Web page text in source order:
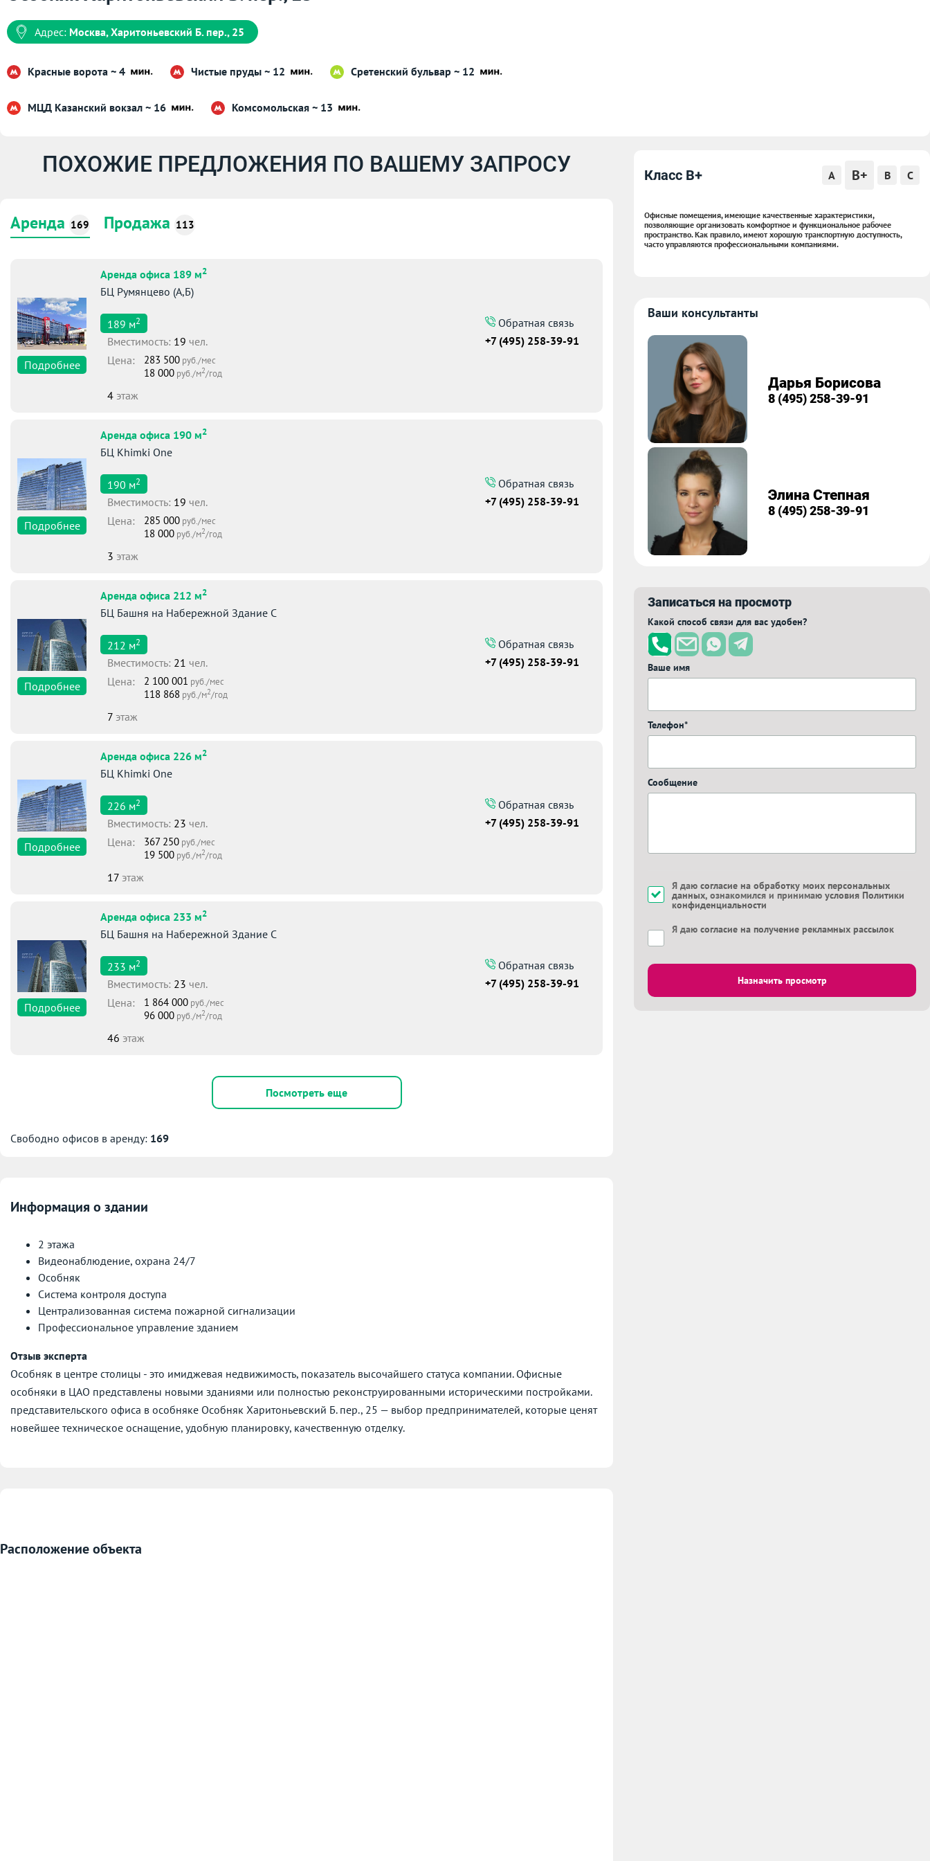
Адрес: Москва, Харитоньевский Б. пер., 25
Красные ворота ~ 4 Чистые пруды ~ 12 Сретенский бульвар ~ 12
МЦД Казанский вокзал ~ 16 Комсомольская ~ 13
ПОХОЖИЕ ПРЕДЛОЖЕНИЯ ПО ВАШЕМУ ЗАПРОСУ
Аренда 169 Продажа 113
Подробнее
Аренда офиса 189 м2
БЦ Румянцево (А,Б)
189 м2
Вместимоcть: 19 чел.
Цена:
283 500 руб./мес
18 000 руб./м2/год
4 этаж
Обратная связь
+7 (495) 258-39-91
Подробнее
Аренда офиса 190 м2
БЦ Khimki One
190 м2
Вместимоcть: 19 чел.
Цена:
285 000 руб./мес
18 000 руб./м2/год
3 этаж
Обратная связь
+7 (495) 258-39-91
Подробнее
Аренда офиса 212 м2
БЦ Башня на Набережной Здание С
212 м2
Вместимоcть: 21 чел.
Цена:
2 100 001 руб./мес
118 868 руб./м2/год
7 этаж
Обратная связь
+7 (495) 258-39-91
Подробнее
Аренда офиса 226 м2
БЦ Khimki One
226 м2
Вместимоcть: 23 чел.
Цена:
367 250 руб./мес
19 500 руб./м2/год
17 этаж
Обратная связь
+7 (495) 258-39-91
Подробнее
Аренда офиса 233 м2
БЦ Башня на Набережной Здание С
233 м2
Вместимоcть: 23 чел.
Цена:
1 864 000 руб./мес
96 000 руб./м2/год
46 этаж
Обратная связь
+7 (495) 258-39-91
Посмотреть еще
Свободно офисов в аренду: 169
Информация о здании
2 этажа
Видеонаблюдение, охрана 24/7
Особняк
Система контроля доступа
Централизованная система пожарной сигнализации
Профессиональное управление зданием
Отзыв эксперта
Особняк в центре столицы - это имиджевая недвижимость, показатель высочайшего статуса компании. Офисные
особняки в ЦАО представлены новыми зданиями или полностью реконструированными историческими постройками.
представительского офиса в особняке Особняк Харитоньевский Б. пер., 25 — выбор предпринимателей, которые ценят
новейшее техническое оснащение, удобную планировку, качественную отделку.
Расположение объекта
Класс B+ A B+ B C
Офисные помещения, имеющие качественные характеристики,
позволяющие организовать комфортное и функциональное рабочее
пространство. Как правило, имеют хорошую транспортную доступность,
часто управляются профессиональными компаниями.
Ваши консультанты
Дарья Борисова
8 (495) 258-39-91
Элина Степная
8 (495) 258-39-91
Записаться на просмотр
Какой способ связи для вас удобен?
Ваше имя
Телефон*
Сообщение
Я даю согласие на обработку моих персональных
данных, ознакомился и принимаю условия Политики
конфиденциальности
Я даю согласие на получение рекламных рассылок
Назначить просмотр